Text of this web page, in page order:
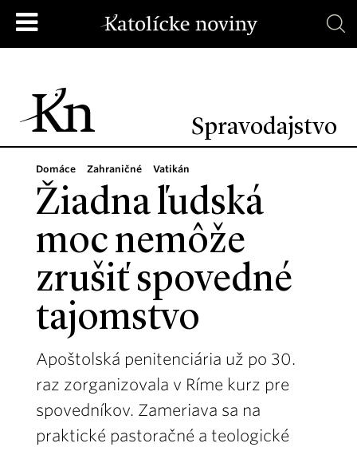
Spravodajstvo
Domáce Zahraničné Vatikán
Žiadna ľudská
moc nemôže
zrušiť spovedné
tajomstvo
Apoštolská penitenciária už po 30.
raz zorganizovala v Ríme kurz pre
spovedníkov. Zameriava sa na
praktické pastoračné a teologické